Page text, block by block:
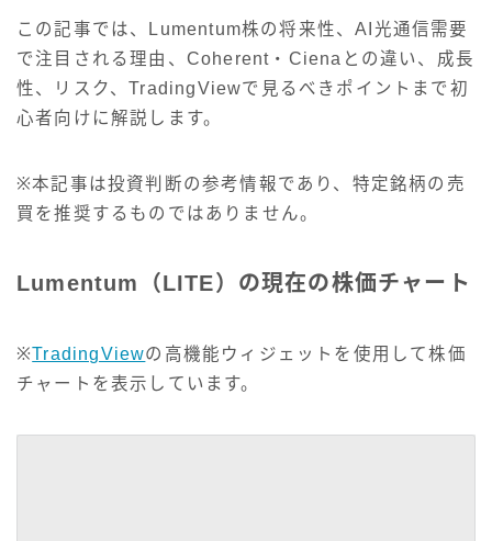
この記事では、Lumentum株の将来性、AI光通信需要
で注目される理由、Coherent・Cienaとの違い、成長
性、リスク、TradingViewで見るべきポイントまで初
心者向けに解説します。
※本記事は投資判断の参考情報であり、特定銘柄の売
買を推奨するものではありません。
Lumentum（LITE）の現在の株価チャート
※TradingViewの高機能ウィジェットを使用して株価
チャートを表示しています。